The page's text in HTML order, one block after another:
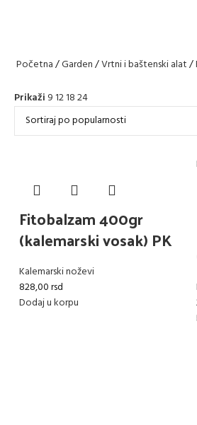
Početna Garden Vrtni i baštenski alat
Prikaži 9121824
Fitobalzam 400gr
(kalemarski vosak) PK
Kalemarski noževi
828,00rsd
Dodaj u korpu